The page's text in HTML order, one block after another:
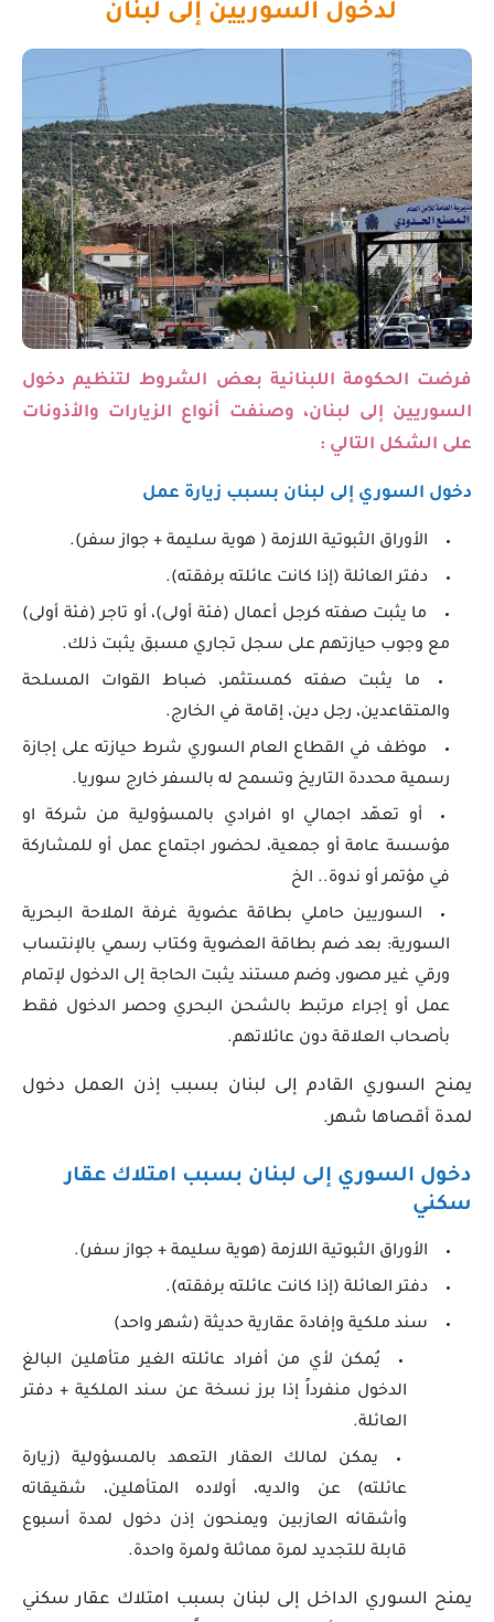
لدخول السوريين إلى لبنان
فرضت الحكومة اللبنانية بعض الشروط لتنظيم دخول
السوريين إلى لبنان، وصنفت أنواع الزيارات والأذونات
على الشكل التالي :
دخول السوري إلى لبنان بسبب زيارة عمل
الأوراق الثبوتية اللازمة ( هوية سليمة + جواز سفر).
دفتر العائلة (إذا كانت عائلته برفقته).
ما يثبت صفته كرجل أعمال (فئة أولى)، أو تاجر (فئة أولى)
مع وجوب حيازتهم على سجل تجاري مسبق يثبت ذلك.
ما يثبت صفته كمستثمر، ضباط القوات المسلحة
والمتقاعدين، رجل دين، إقامة في الخارج.
موظف في القطاع العام السوري شرط حيازته على إجازة
رسمية محددة التاريخ وتسمح له بالسفر خارج سوريا.
أو تعهّد اجمالي او افرادي بالمسؤولية من شركة او
مؤسسة عامة أو جمعية، لحضور اجتماع عمل أو للمشاركة
في مؤتمر أو ندوة.. الخ
السوريين حاملي بطاقة عضوية غرفة الملاحة البحرية
السورية: بعد ضم بطاقة العضوية وكتاب رسمي بالإنتساب
ورقي غير مصور، وضم مستند يثبت الحاجة إلى الدخول لإتمام
عمل أو إجراء مرتبط بالشحن البحري وحصر الدخول فقط
بأصحاب العلاقة دون عائلاتهم.
يمنح السوري القادم إلى لبنان بسبب إذن العمل دخول
لمدة أقصاها شهر.
دخول السوري إلى لبنان بسبب امتلاك عقار
سكني
الأوراق الثبوتية اللازمة (هوية سليمة + جواز سفر).
دفتر العائلة (إذا كانت عائلته برفقته).
سند ملكية وإفادة عقارية حديثة (شهر واحد)
يُمكن لأي من أفراد عائلته الغير متأهلين البالغ
الدخول منفرداً إذا برز نسخة عن سند الملكية + دفتر
العائلة.
يمكن لمالك العقار التعهد بالمسؤولية (زيارة
عائلته) عن والديه، أولاده المتأهلين، شقيقاته
وأشقائه العازبين ويمنحون إذن دخول لمدة أسبوع
قابلة للتجديد لمرة مماثلة ولمرة واحدة.
يمنح السوري الداخل إلى لبنان بسبب امتلاك عقار سكني